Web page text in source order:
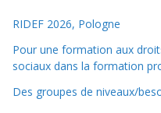
RIDEF 2026, Pologne
Pour une formation aux
sociaux dans la formation
Des groupes de niveaux/